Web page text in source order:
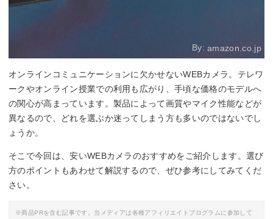
By:amazon.co.jp
オンラインコミュニケーションに欠かせないWEBカメラ。テレワ
ークやオンライン授業での利用も広がり、手頃な価格のモデルへ
の関心が高まっています。製品によって画質やマイク性能などが
異なるので、どれを選ぶか迷ってしまう方も多いのではないでし
ょうか。
そこで今回は、安いWEBカメラのおすすめをご紹介します。選び
方のポイントもあわせて解説するので、ぜひ参考にしてみてくだ
さい。
※商品PRを含む記事です。当メディアは各種アフィリエイトプログラムに参加して